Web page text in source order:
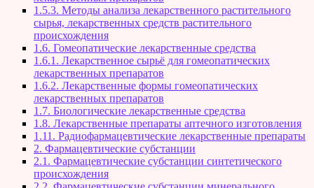
1.5.3. Методы анализа лекарственного растительного
сырья, лекарственных средств растительного
происхождения
1.6. Гомеопатические лекарственные средства
1.6.1. Лекарственное сырьё для гомеопатических
лекарственных препаратов
1.6.2. Лекарственные формы гомеопатических
лекарственных препаратов
1.7. Биологические лекарственные средства
1.8. Лекарственные препараты аптечного изготовления
1.11. Радиофармацевтические лекарственные препараты
2. Фармацевтические субстанции
2.1. Фармацевтические субстанции синтетического
происхождения